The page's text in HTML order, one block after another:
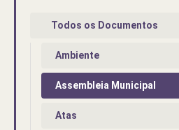
Todos os Documentos
Ambiente
Assembleia Municipal
Atas